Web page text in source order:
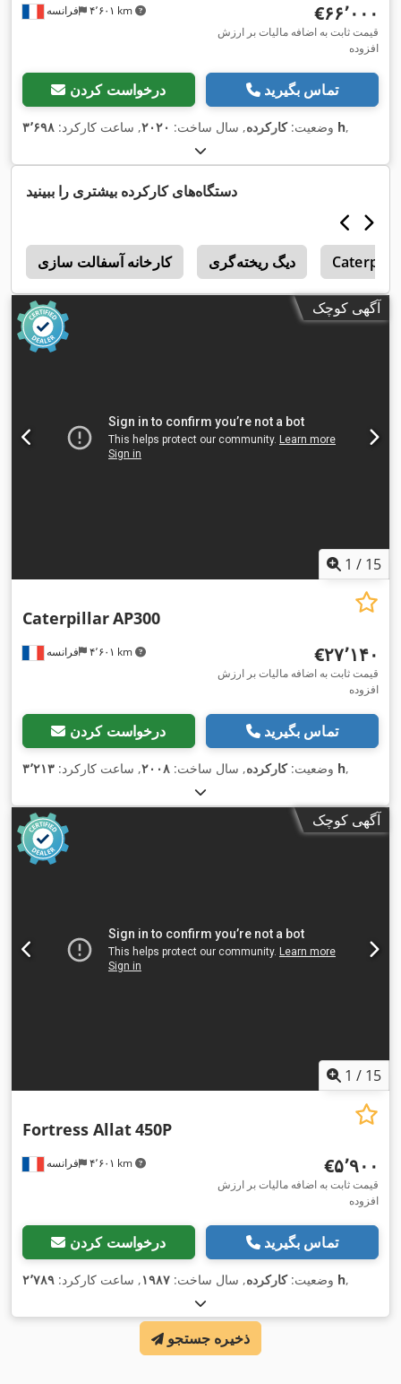
فرانسه ۴٬۶۰۱ km ‎€۶۶٬۰۰۰
قیمت ثابت به اضافه مالیات بر ارزش
افزوده
درخواست کردن تماس بگیرید
وضعیت:کارکرده, سال ساخت: ۲۰۲۰, ساعت کارکرد: ۳٬۶۹۸ h,
دستگاه‌های کارکرده بیشتری را ببینید
کارخانه آسفالت سازی دیگ ریخته‌گری
آگهی کوچک
1 / 15
فرانسه ۴٬۶۰۱ km
CaterpillarAP300
‎€۲۷٬۱۴۰
قیمت ثابت به اضافه مالیات بر ارزش
افزوده
درخواست کردن تماس بگیرید
وضعیت:کارکرده, سال ساخت: ۲۰۰۸, ساعت کارکرد: ۳٬۲۱۳ h,
آگهی کوچک
1 / 15
فرانسه ۴٬۶۰۱ km
Fortress Allat450P
‎€۵٬۹۰۰
قیمت ثابت به اضافه مالیات بر ارزش
افزوده
درخواست کردن تماس بگیرید
وضعیت:کارکرده, سال ساخت: ۱۹۸۷, ساعت کارکرد: ۲٬۷۸۹ h,
ذخیره جستجو